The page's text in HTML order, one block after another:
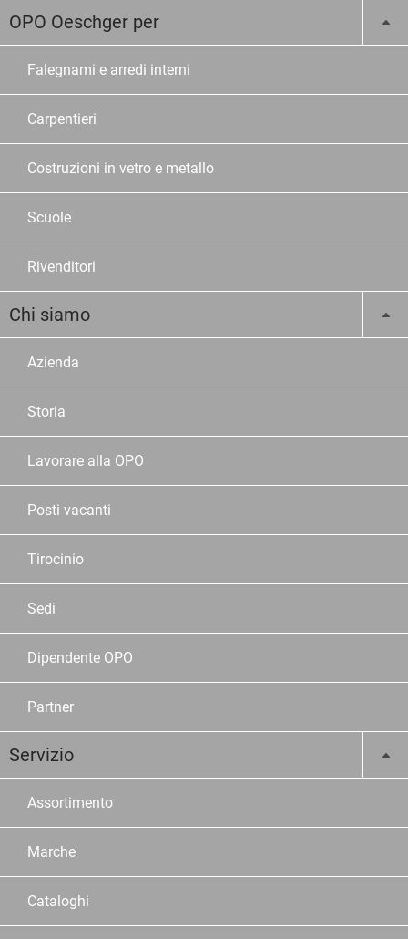
OPO Oeschger per
Falegnami e arredi interni
Carpentieri
Costruzioni in vetro e metallo
Scuole
Rivenditori
Chi siamo
Azienda
Storia
Lavorare alla OPO
Posti vacanti
Tirocinio
Sedi
Dipendente OPO
Partner
Servizio
Assortimento
Marche
Cataloghi